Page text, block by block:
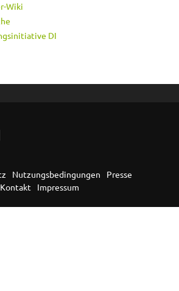
Wiki
DI
Nutzungsbedingungen
Presse
Kontakt Impressum